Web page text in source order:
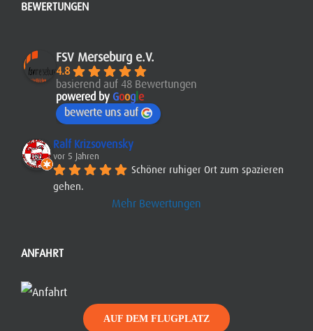
BEWERTUNGEN
FSV Merseburg e.V.
4.8
basierend auf 48 Bewertungen
powered by Goog e
bewerte uns auf
Ralf Krizsovensky
vor 5 Jahren
Schöner ruhiger Ort zum spazieren
gehen.
Mehr Bewertungen
ANFAHRT
AUF DEM FLUGPLATZ